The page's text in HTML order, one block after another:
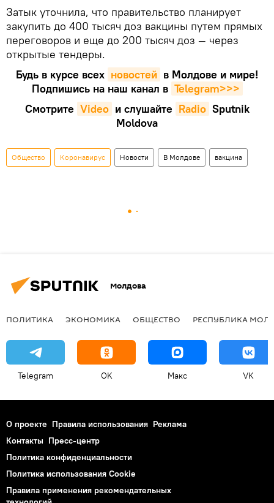
Затык уточнила, что правительство планирует
закупить до 400 тысяч доз вакцины путем прямых
переговоров и еще до 200 тысяч доз — через
открытые тендеры.
Будь в курсе всех новостей в Молдове и мире!
Подпишись на наш канал в Telegram>>>
Смотрите Video и слушайте Radio Sputnik
Moldova
Общество Коронавирус Новости В Молдове вакцина
Молдова
ПОЛИТИКА ЭКОНОМИКА ОБЩЕСТВО РЕСПУБЛИКА
Telegram OK Макс VK
О проекте Правила использования Реклама
Контакты Пресс-центр
Политика конфиденциальности
Политика использования Cookie
Правила применения рекомендательных